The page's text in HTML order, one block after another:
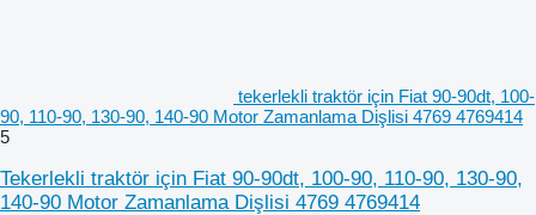
tekerlekli traktör için Fiat 90-90dt, 100-
90, 110-90, 130-90, 140-90 Motor Zamanlama Dişlisi 4769 4769414
5
Tekerlekli traktör için Fiat 90-90dt, 100-90, 110-90, 130-90,
140-90 Motor Zamanlama Dişlisi 4769 4769414